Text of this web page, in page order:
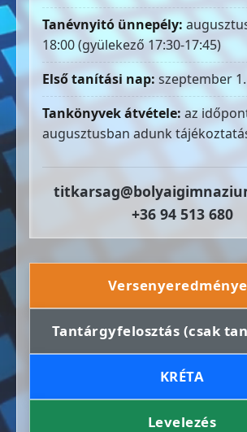
Tanévnyitó ünnepély:
18:00 (gyülekező 17:30-17:45)
Első tanítási nap: szeptember
Tankönyvek átvétele: az
augusztusban adunk
+36 94 513 680
Tantárgyfelosztás (csak
KRÉTA
Levelezés